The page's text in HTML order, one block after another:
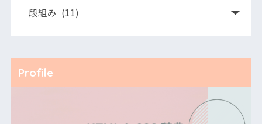
Profile